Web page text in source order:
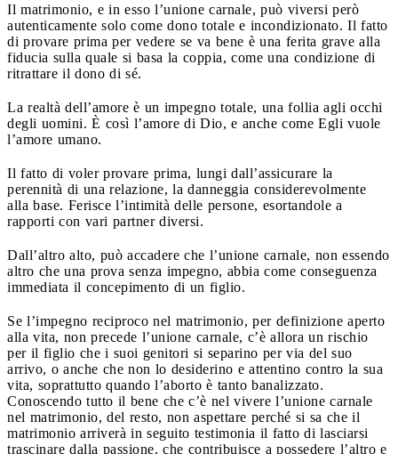
Il matrimonio, e in esso l’unione carnale, può viversi però
autenticamente solo come dono totale e incondizionato. Il fatto
di provare prima per vedere se va bene è una ferita grave alla
fiducia sulla quale si basa la coppia, come una condizione di
ritrattare il dono di sé.
La realtà dell’amore è un impegno totale, una follia agli occhi
degli uomini. È così l’amore di Dio, e anche come Egli vuole
l’amore umano.
Il fatto di voler provare prima, lungi dall’assicurare la
perennità di una relazione, la danneggia considerevolmente
alla base. Ferisce l’intimità delle persone, esortandole a
rapporti con vari partner diversi.
Dall’altro alto, può accadere che l’unione carnale, non essendo
altro che una prova senza impegno, abbia come conseguenza
immediata il concepimento di un figlio.
Se l’impegno reciproco nel matrimonio, per definizione aperto
alla vita, non precede l’unione carnale, c’è allora un rischio
per il figlio che i suoi genitori si separino per via del suo
arrivo, o anche che non lo desiderino e attentino contro la sua
vita, soprattutto quando l’aborto è tanto banalizzato.
Conoscendo tutto il bene che c’è nel vivere l’unione carnale
nel matrimonio, del resto, non aspettare perché si sa che il
matrimonio arriverà in seguito testimonia il fatto di lasciarsi
trascinare dalla passione, che contribuisce a possedere l’altro e